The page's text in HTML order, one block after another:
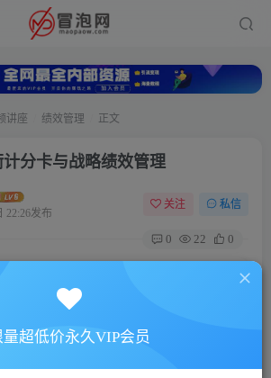
讲座 绩效管理 正文
计分卡与战略绩效管理
22:26发布
关注 私信
0 22 0
卡与战略绩效管理
请付费后查看
5
量超低价永久VIP会员